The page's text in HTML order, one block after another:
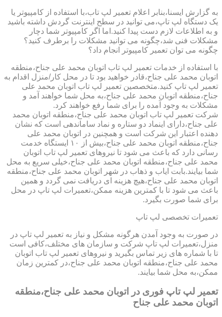
به گزارش ایسنا،بنابر اعلام تعمیر لپ تاب،با استفاده از کامپیوتر یا
یک دستگاه لپ تاپ،می توانید در سطح اینترنت گردش داشته باشید
و به اطلاعات لازم دست پیدا کنید.اما اگر کامپیوتر شما دچار
مشکلات فنی شد،چگونه می توانید مشکلات را برطرف کنید؟
چگونه می توان تعمیر کامپیوتر انجام داد؟
با استفاده از خدمات تعمیر لپ تاب اتوبان محمد علی جناح،منطقه
اتوبان محمد علی جناح،قادر خواهید بود تا در محل کار/منزل اقدام به
تعمیر لپ تاپ کنید.متخصصین تعمیر لپ تاب اتوبان محمد علی
جناح،منطقه اتوبان محمد علی جناح،به محل شما خواهند آمد و
مشکلات به وجود آمده را برای شما رفع خواهند کرد.
شرکت تعمیر لپ تاب اتوبان محمد علی جناح،منطقه اتوبان محمد
علی جناح،دارای اینماد دو ستاره و نماد ساماندهی است که نشان
دهنده اعتبار این شرکت است و همچنین در اتوبان محمد علی
جناح،منطقه اتوبان محمد علی جناح،بیش از ۱۰ ایستگاه خدمت
رسانی دارد که باعث می شود تا نیروهای تعمیر لپ تاب اتوبان
محمد علی جناح،منطقه اتوبان محمد علی جناح،خیلی سریع به محل
شما بیایند.بابت ایاب و ذهاب در شهر اتوبان محمد علی جناح،منطقه
اتوبان محمد علی جناح،هیچ هزینه ای دریافت نمی گردد و همین
باعث می شود تا با کمترین هزینه ممکن،تعمیرات لپ تاپ در محل
برای شما صورت بگیرد.
تعمیرات تخصصی لپ تاپ
در صورت به وجود آمدن هرگونه مشکل و نیاز به تعمیر لپ تاپ در
منزل،تعمیرات لپ تاپ شرکت و سازمان های مختلف،کافی است
تا با شماره های زیر تماس بگیرید و نیروهای تعمیر لپ تاب اتوبان
محمد علی جناح،منطقه اتوبان محمد علی جناح،در کمترین زمان
ممکن،به محل شما بیایند.
تعمیر لپ تاپ فوری در اتوبان محمد علی جناح،منطقه
اتوبان محمد علی جناح